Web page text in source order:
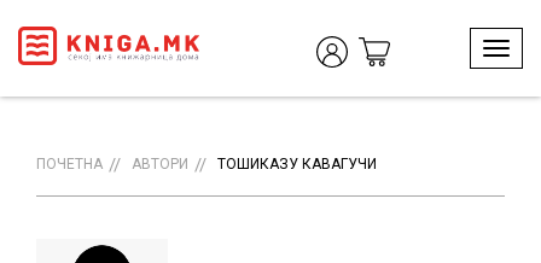
T
o
g
n
ПОЧЕТНА АВТОРИ ТОШИКАЗУ КАВАГУЧИ